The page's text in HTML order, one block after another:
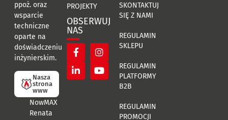
ppoż. oraz
wsparcie
techniczne
oparte na
doświadczeniu
inżynierskim.
Nasza
strona
www
NowMAX
Renata
PROJEKTY
OBSERWUJ
NAS
SKONTAKTUJ
SIĘ Z NAMI
REGULAMIN
SKLEPU
REGULAMIN
PLATFORMY
B2B
REGULAMIN
PROMOCJI